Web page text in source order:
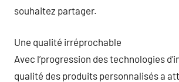
souhaitez partager.
Une qualité irréprochable
Avec l’progression des technologies
qualité des produits personnalisés a